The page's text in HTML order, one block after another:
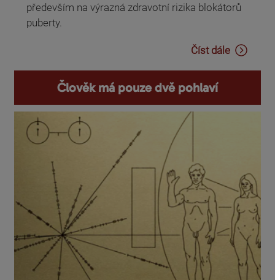
především na výrazná zdravotní rizika blokátorů
puberty.
Číst dále
Člověk má pouze dvě pohlaví